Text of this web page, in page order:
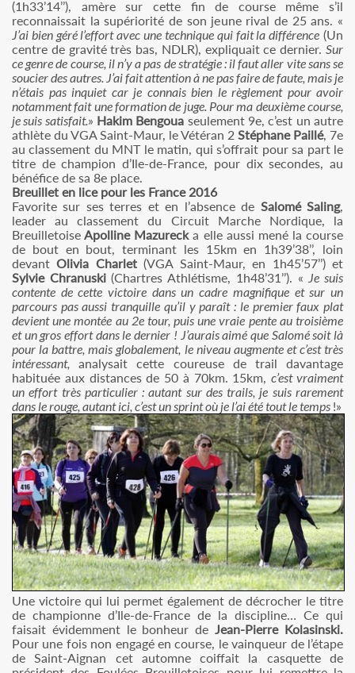
(1h33’14’’), amère sur cette fin de course même s’il
reconnaissait la supériorité de son jeune rival de 25 ans. «
J’ai bien géré l’effort avec une technique qui fait la différence (Un
centre de gravité très bas, NDLR), expliquait ce dernier. Sur
ce genre de course, il n’y a pas de stratégie : il faut aller vite sans se
soucier des autres. J’ai fait attention à ne pas faire de faute, mais je
n’étais pas inquiet car je connais bien le règlement pour avoir
notamment fait une formation de juge. Pour ma deuxième course,
je suis satisfait.» Hakim Bengoua seulement 9e, c’est un autre
athlète du VGA Saint-Maur, le Vétéran 2 Stéphane Paillé, 7e
au classement du MNT le matin, qui s’offrait pour sa part le
titre de champion d’Ile-de-France, pour dix secondes, au
bénéfice de sa 8e place.
Breuillet en lice pour les France 2016
Favorite sur ses terres et en l’absence de Salomé Saling,
leader au classement du Circuit Marche Nordique, la
Breuilletoise Apolline Mazurecka elle aussi mené la course
de bout en bout, terminant les 15km en 1h39’38’’, loin
devantOlivia Charlet(VGA Saint-Maur, en 1h45’57’’) et
Sylvie Chranuski(Chartres Athlétisme, 1h48’31’’). « Je suis
contente de cette victoire dans un cadre magnifique et sur un
parcours pas aussi tranquille qu’il y paraît : le premier faux plat
devient une montée au 2e tour, puis une vraie pente au troisième
et un gros effort dans le dernier ! J’aurais aimé que Salomé soit là
pour la battre, mais globalement, le niveau augmente et c’est très
intéressant, analysait cette coureuse de trail davantage
habituée aux distances de 50 à 70km. 15km,c’est vraiment
un effort très particulier : autant sur des trails, je suis rarement
dans le rouge, autant ici, c’est un sprint où je l’ai été tout le temps !»
Une victoire qui lui permet également de décrocher le titre
de championne d’Ile-de-France de la discipline… Ce qui
faisait évidemment le bonheur de Jean-Pierre Kolasinski.
Pour une fois non engagé en course, le vainqueur de l’étape
de Saint-Aignan cet automne coiffait la casquette de